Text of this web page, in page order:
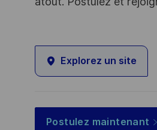
Explorez un site
Postulez maintenant